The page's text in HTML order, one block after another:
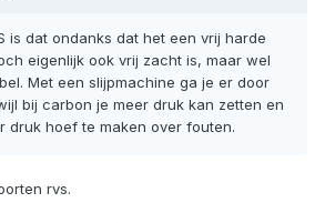
is dat ondanks dat het een vrij harde
eigenlijk ook vrij zacht is, maar wel
Met een slijpmachine ga je er door
bij carbon je meer druk kan zetten en
druk hoef te maken over fouten.
rvs.